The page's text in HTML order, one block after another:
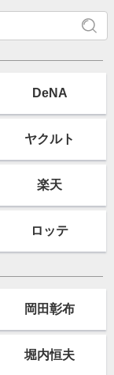
DeNA
ヤクルト
楽天
ロッテ
岡田彰布
堀内恒夫